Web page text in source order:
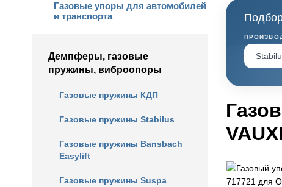
Газовые упоры для автомобилей
и транспорта
Демпферы, газовые
пружины, виброопоры
Газовые пружины КДП
Газовые пружины Stabilus
Газовые пружины Bansbach
Easylift
Газовые пружины Suspa